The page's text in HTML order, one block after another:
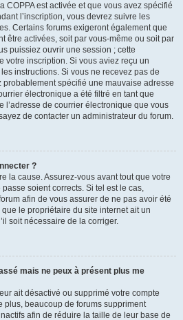
COPPA est activée et que vous avez spécifié
l’inscription, vous devrez suivre les
Certains forums exigeront également que
être activées, soit par vous-même ou soit par
puissiez ouvrir une session ; cette
votre inscription. Si vous aviez reçu un
instructions. Si vous ne recevez pas de
spécifié une mauvaise adresse
électronique a été filtré en tant que
l’adresse de courrier électronique que vous
de contacter un administrateur du forum.
?
la cause. Assurez-vous avant tout que votre
soient corrects. Si tel est le cas,
afin de vous assurer de ne pas avoir été
le propriétaire du site internet ait un
soit nécessaire de la corriger.
mais ne peux à présent plus me
ait désactivé ou supprimé votre compte
plus, beaucoup de forums suppriment
afin de réduire la taille de leur base de